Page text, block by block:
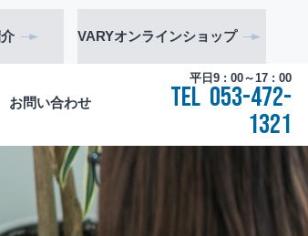
VARYオンラインショップ
お問い合わせ
平日9 : 00～17 : 00
TEL 053-472-
1321